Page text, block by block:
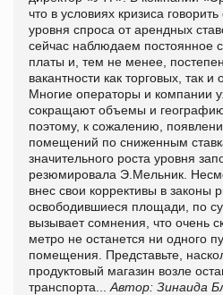
что в условиях кризиса
уровня спроса от арендных
сейчас наблюдаем постоянное
платы и, тем не менее,
вакантности как торговых, так
Многие операторы и компании
сокращают объемы и географию
поэтому, к сожалению,
помещений по сниженным
значительного роста уровня
резюмировала Э.Мельник.
внес свои коррективы в законы
освободившиеся площади, по
вызывает сомнения, что очень
метро не останется ни одного
помещения. Представьте,
продуктовый магазин возле
транспорта... Автор: Зинаида